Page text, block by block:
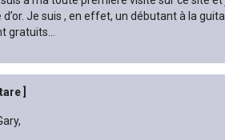
d’or. Je suis , en effet, un débutant à la
gratuits…
]